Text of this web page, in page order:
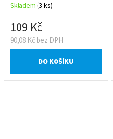
Skladem (3 ks)
90,08 Kč bez DPH
109 Kč
DO KOŠÍKU